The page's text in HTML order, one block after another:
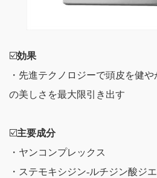
☑️効果
・先進テクノロジーで頭皮を健
の美しさを最大限引き出す
☑️主要成分
・ヤンコンプレックス
・ステモキシジン-ルチジン酸ジ